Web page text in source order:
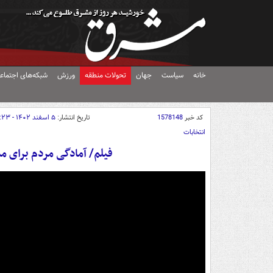
خانه سیاست جهان تحولات منطقه ورزش شبکه‌های
کد خبر1578148 تاریخ انتشار: ۵ اسفند ۱۴۰۲ - ۰۹:۲۳
انتخابات
فیلم/ آمادگی مردم برای